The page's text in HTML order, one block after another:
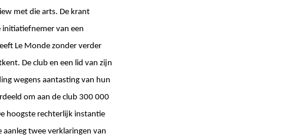
met die arts. De krant
initiatiefnemer van een
Le Monde zonder verder
De club en een lid van zijn
wegens aantasting van hun
om aan de club 300 000
hoogste rechterlijk instantie
twee verklaringen van